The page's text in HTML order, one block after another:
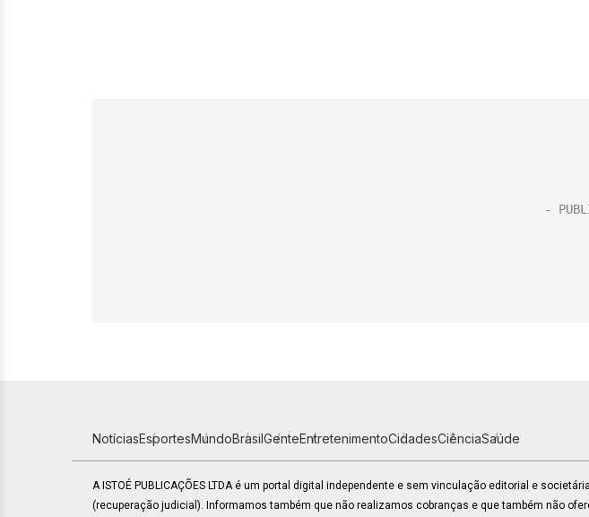
NotíciasEsportesMundoBrasilGenteEntretenimentoCidadesCiênciaSaúde
A ISTOÉ PUBLICAÇÕES LTDA é um portal digital independente e sem vinculação editorial e societária
(recuperação judicial). Informamos também que não realizamos cobranças e que também não